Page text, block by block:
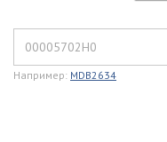
Например: MDB2634